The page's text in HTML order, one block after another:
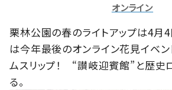
オンライン
栗林公園の春のライトアップは4月4
は今年最後のオンライン花見イベン
ムスリップ！ “讃岐迎賓館”と歴史
る。